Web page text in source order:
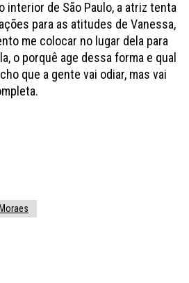
interior de São Paulo, a atriz tenta
para as atitudes de Vanessa,
me colocar no lugar dela para
o porquê age dessa forma e qual
que a gente vai odiar, mas vai